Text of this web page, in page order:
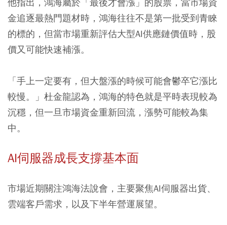
金追逐最熱門題材時，鴻海往往不是第一批受到青睞
的標的，但當市場重新評估大型AI供應鏈價值時，股
價又可能快速補漲。
「手上一定要有，但大盤漲的時候可能會鬱卒它漲比
較慢。」杜金龍認為，鴻海的特色就是平時表現較為
沉穩，但一旦市場資金重新回流，漲勢可能較為集
中。
AI伺服器成長支撐基本面
市場近期關注鴻海法說會，主要聚焦AI伺服器出貨、
雲端客戶需求，以及下半年營運展望。